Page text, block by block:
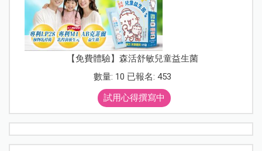
【免費體驗】森活舒敏兒童益生菌
數量: 10 已報名: 453
試用心得撰寫中